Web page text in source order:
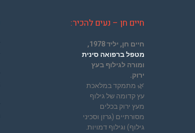
חיים חן – נעים להכיר:
חיים חן, יליד 1978,
מטפל ברפואה סינית
ומורה לגילוף בעץ
ירוק.
🌿 מתמקד במלאכת
עץ קדומה של גילוף
מעץ ירוק בכלים
מסורתיים (גרזן וסכיני
גילוף) וגילוף דמויות.